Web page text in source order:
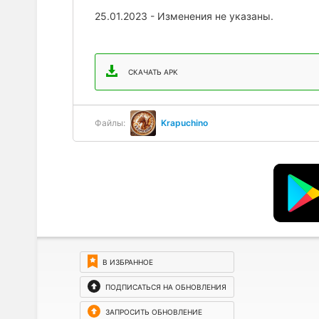
25.01.2023 - Изменения не указаны.
СКАЧАТЬ APK
Файлы: Krapuchino
В ИЗБРАННОЕ
ПОДПИСАТЬСЯ НА ОБНОВЛЕНИЯ
ЗАПРОСИТЬ ОБНОВЛЕНИЕ